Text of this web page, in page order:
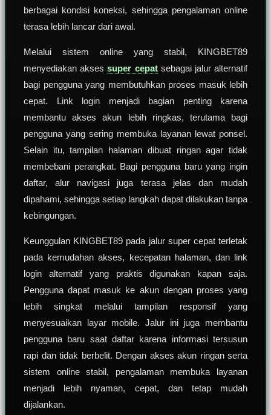
berbagai kondisi koneksi, sehingga pengalaman online
terasa lebih lancar dari awal.
Melalui sistem online yang stabil, KINGBET89
menyediakan aksessuper cepatsebagai jalur alternatif
bagi pengguna yang membutuhkan proses masuk lebih
cepat. Link login menjadi bagian penting karena
membantu akses akun lebih ringkas, terutama bagi
pengguna yang sering membuka layanan lewat ponsel.
Selain itu, tampilan halaman dibuat ringan agar tidak
membebani perangkat. Bagi pengguna baru yang ingin
daftar, alur navigasi juga terasa jelas dan mudah
dipahami, sehingga setiap langkah dapat dilakukan tanpa
kebingungan.
Keunggulan KINGBET89 pada jalur super cepat terletak
pada kemudahan akses, kecepatan halaman, dan link
login alternatif yang praktis digunakan kapan saja.
Pengguna dapat masuk ke akun dengan proses yang
lebih singkat melalui tampilan responsif yang
menyesuaikan layar mobile. Jalur ini juga membantu
pengguna baru saat daftar karena informasi tersusun
rapi dan tidak berbelit. Dengan akses akun ringan serta
sistem online stabil, pengalaman membuka layanan
menjadi lebih nyaman, cepat, dan tetap mudah
dijalankan.